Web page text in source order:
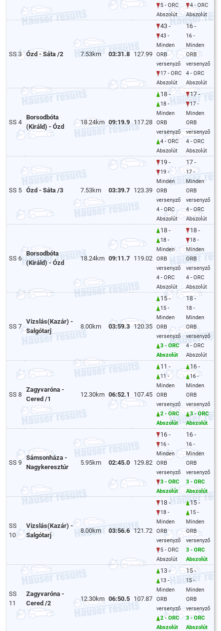
5 - ORC
Abszolút
4 - ORC
Abszolút
SS 3 Ózd - Sáta /2 7.53km 03:31.8 127.99
43 -
43 -
Minden
ORB
versenyző
17 - ORC
Abszolút
16 -
16 -
Minden
ORB
versenyző
4 - ORC
Abszolút
SS 4
Borsodbóta
(Királd) - Ózd
18.24km 09:19.9 117.28
18 -
18 -
Minden
ORB
versenyző
4 - ORC
Abszolút
17 -
17 -
Minden
ORB
versenyző
4 - ORC
Abszolút
SS 5 Ózd - Sáta /3 7.53km 03:39.7 123.39
19 -
19 -
Minden
ORB
versenyző
4 - ORC
Abszolút
17 -
17 -
Minden
ORB
versenyző
4 - ORC
Abszolút
SS 6
Borsodbóta
(Királd) - Ózd
18.24km 09:11.7 119.02
18 -
18 -
Minden
ORB
versenyző
4 - ORC
Abszolút
18 -
18 -
Minden
ORB
versenyző
4 - ORC
Abszolút
SS 7
Vizslás(Kazár) -
Salgótarj
8.00km 03:59.3 120.35
15 -
15 -
Minden
ORB
versenyző
3 - ORC
Abszolút
18 -
18 -
Minden
ORB
versenyző
4 - ORC
Abszolút
SS 8
Zagyvaróna -
Cered /1
12.30km 06:52.1 107.45
11 -
11 -
Minden
ORB
versenyző
2 - ORC
Abszolút
16 -
16 -
Minden
ORB
versenyző
3 - ORC
Abszolút
SS 9
Sámsonháza -
Nagykeresztúr
5.95km 02:45.0 129.82
16 -
16 -
Minden
ORB
versenyző
3 - ORC
Abszolút
16 -
16 -
Minden
ORB
versenyző
3 - ORC
Abszolút
SS
10
Vizslás(Kazár) -
Salgótarj
8.00km 03:56.6 121.72
18 -
18 -
Minden
ORB
versenyző
5 - ORC
Abszolút
15 -
15 -
Minden
ORB
versenyző
3 - ORC
Abszolút
SS
11
Zagyvaróna -
Cered /2
12.30km 06:50.5 107.87
13 -
13 -
Minden
ORB
versenyző
2 - ORC
Abszolút
15 -
15 -
Minden
ORB
versenyző
3 - ORC
Abszolút